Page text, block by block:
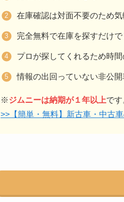
在庫確認は対面不要のため気
完全無料で在庫を探すだけで
プロが探してくれるため時間
情報の出回っていない非公
※ジムニーは納期が１年以上で
>>【簡単・無料】新古車・中古